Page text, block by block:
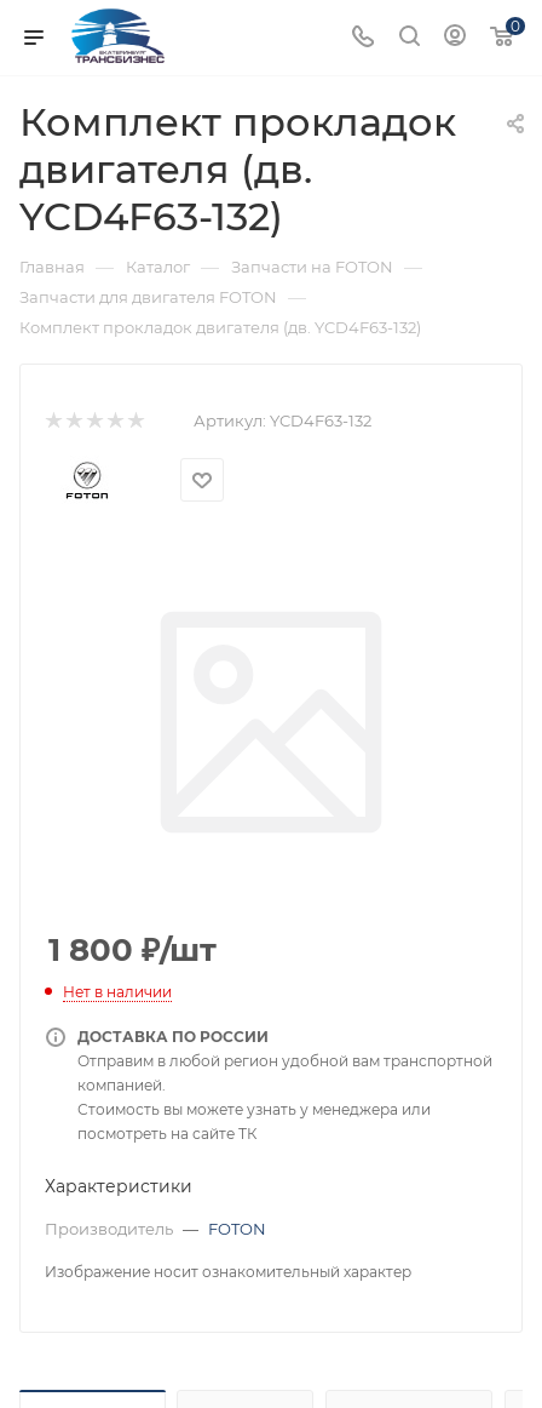
0
Комплект прокладок
двигателя (дв.
YCD4F63-132)
Главная — Каталог — Запчасти на FOTON —
Запчасти для двигателя FOTON —
Комплект прокладок двигателя (дв. YCD4F63-132)
Артикул: YCD4F63-132
1 800 ₽/шт
Нет в наличии
ДОСТАВКА ПО РОССИИ
Отправим в любой регион удобной вам транспортной
компанией.
Стоимость вы можете узнать у менеджера или
посмотреть на сайте ТК
Характеристики
Производитель — FOTON
Изображение носит ознакомительный характер